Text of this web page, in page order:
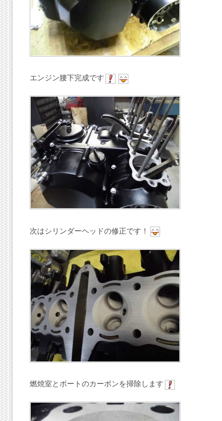
エンジン腰下完成です
次はシリンダーヘッドの修正です！
燃焼室とポートのカーボンを掃除します